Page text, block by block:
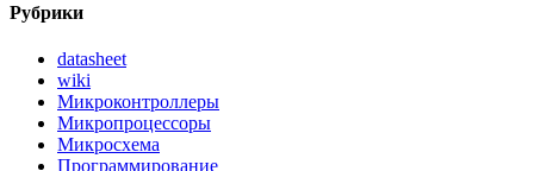
Рубрики
datasheet
wiki
Микроконтроллеры
Микропроцессоры
Микросхема
Программирование